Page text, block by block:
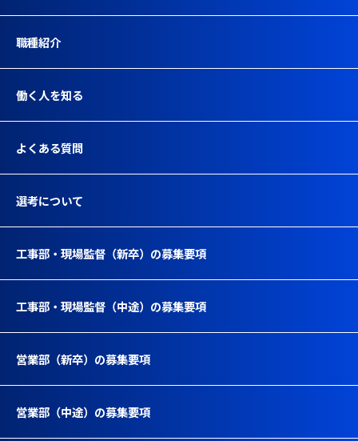
職種紹介
働く人を知る
よくある質問
選考について
工事部・現場監督（新卒）の募集要項
工事部・現場監督（中途）の募集要項
営業部（新卒）の募集要項
営業部（中途）の募集要項